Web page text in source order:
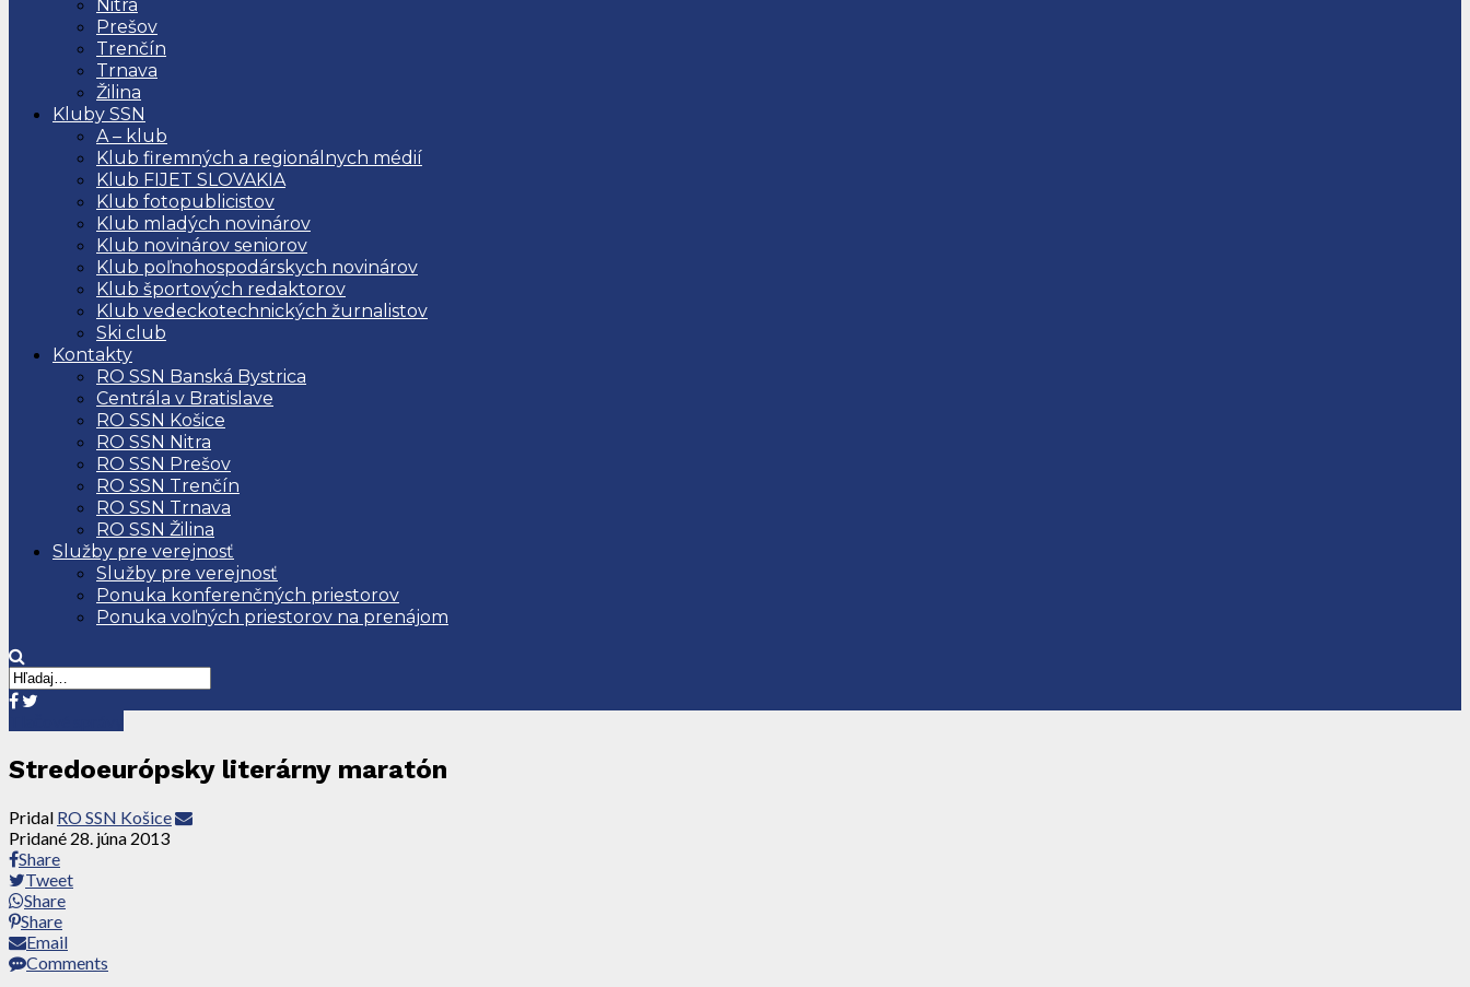
Nitra
Prešov
Trenčín
Trnava
Žilina
Kluby SSN
A – klub
Klub firemných a regionálnych médií
Klub FIJET SLOVAKIA
Klub fotopublicistov
Klub mladých novinárov
Klub novinárov seniorov
Klub poľnohospodárskych novinárov
Klub športových redaktorov
Klub vedeckotechnických žurnalistov
Ski club
Kontakty
RO SSN Banská Bystrica
Centrála v Bratislave
RO SSN Košice
RO SSN Nitra
RO SSN Prešov
RO SSN Trenčín
RO SSN Trnava
RO SSN Žilina
Služby pre verejnosť
Služby pre verejnosť
Ponuka konferenčných priestorov
Ponuka voľných priestorov na prenájom
Stredoeurópsky literárny maratón
Pridal RO SSN Košice
Pridané 28. júna 2013
Share
Tweet
Share
Share
Email
Comments